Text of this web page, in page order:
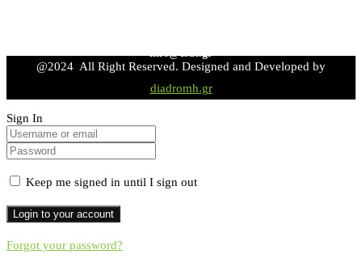
info@esdt.gr
@2024 All Right Reserved. Designed and Developed by
diadromh.gr
Sign In
Keep me signed in until I sign out
Forgot your password?